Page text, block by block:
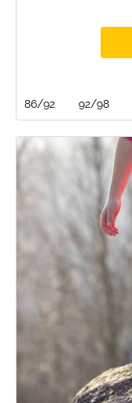
86/92 92/98